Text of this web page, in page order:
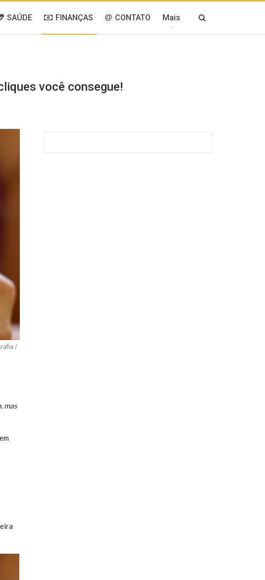
SAÚDE FINANÇAS CONTATO Mais
você consegue!
/
mas